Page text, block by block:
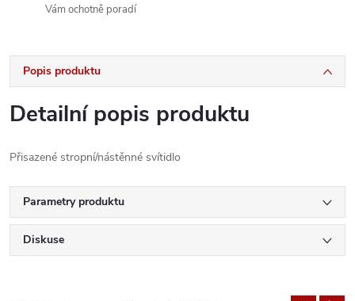
Vám ochotně poradí
Popis produktu
Detailní popis produktu
Přisazené stropní/nástěnné svítidlo
Parametry produktu
Diskuse